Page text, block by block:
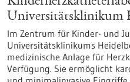
Universitätsklinikum
Im Zentrum für Kinder- und
Universitätsklinikums
medizinische Anlage für
Verfügung. Sie ermöglicht